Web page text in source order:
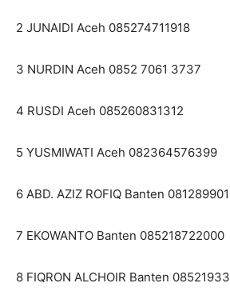
2 JUNAIDI Aceh 085274711918
3 NURDIN Aceh 0852 7061 3737
4 RUSDI Aceh 085260831312
5 YUSMIWATI Aceh 082364576399
6 ABD. AZIZ ROFIQ Banten
7 EKOWANTO Banten 085218722000
8 FIQRON ALCHOIR Banten